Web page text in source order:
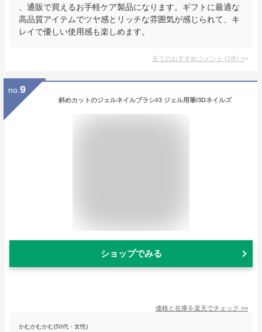
、通販で買えるお手軽ケア製品になります。ギフトに最適な
高品質アイテムでツヤ感とリッチな雰囲気が感じられて、キ
レイで優しい使用感も楽しめます。
全てのおすすめコメント (1件) >
no. 9
斜めカットのジェルネイルブラシ#3 ジェル用筆/3Dネイルズ
ショップでみる
価格と在庫を楽天でチェック >>
かむかむかむ(50代・女性)